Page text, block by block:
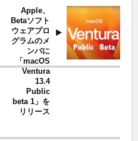
Apple、
Betaソフト
ウェアプロ
グラムのメ
ンバに
「macOS
Ventura
13.4
Public
beta 1」を
リリース